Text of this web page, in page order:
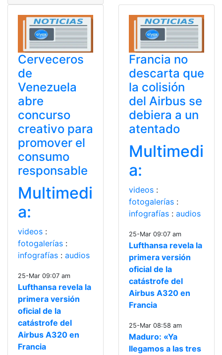
Cerveceros
de
Venezuela
abre
concurso
creativo para
promover el
consumo
responsable
Multimedi
a:
videos :
fotogalerías :
infografías : audios
25-Mar 09:07 am
Lufthansa revela la
primera versión
oficial de la
catástrofe del
Airbus A320 en
Francia
Francia no
descarta que
la colisión
del Airbus se
debiera a un
atentado
Multimedi
a:
videos :
fotogalerías :
infografías : audios
25-Mar 09:07 am
Lufthansa revela la
primera versión
oficial de la
catástrofe del
Airbus A320 en
Francia
25-Mar 08:58 am
Maduro: «Ya
llegamos a las tres